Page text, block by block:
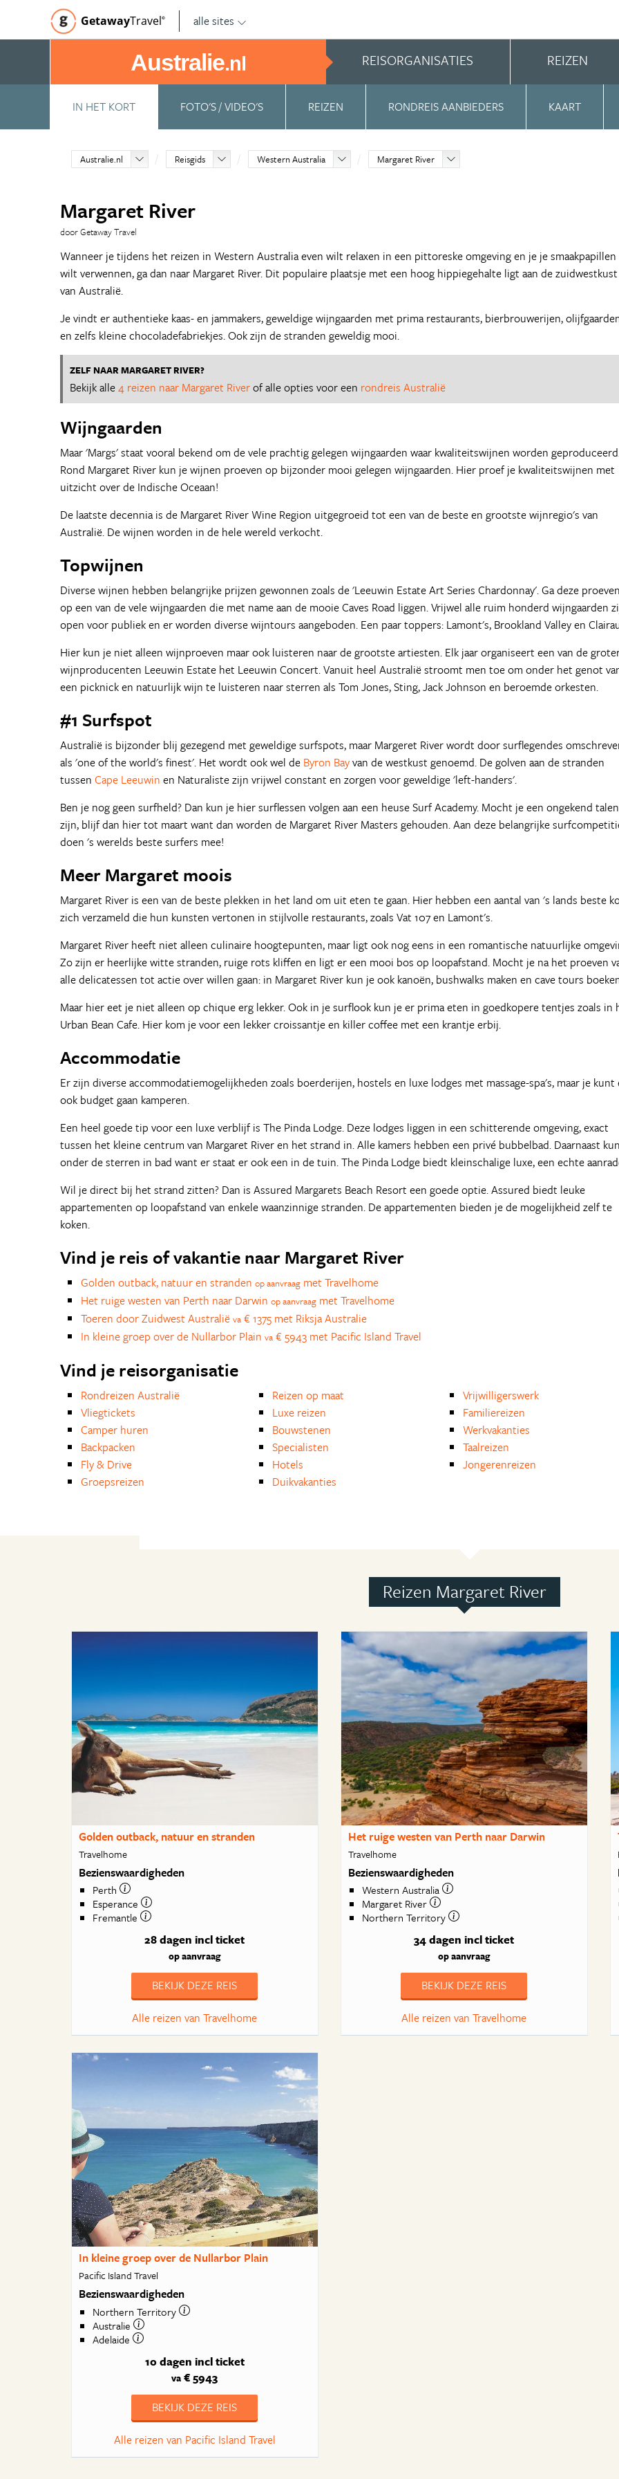
GetawayTravel© alle sites
Australie.nl REISORGANISATIES REIZEN
IN HET KORT FOTO'S / VIDEO'S REIZEN RONDREIS AANBIEDERS KAART
Australie.nl Reisgids Western Australia Margaret River
Margaret River
door Getaway Travel
Wanneer je tijdens het reizen in Western Australia even wilt relaxen in een pittoreske omgeving en je je smaakpapillen
wilt verwennen, ga dan naar Margaret River. Dit populaire plaatsje met een hoog hippiegehalte ligt aan de zuidwestkust
van Australië.
Je vindt er authentieke kaas- en jammakers, geweldige wijngaarden met prima restaurants, bierbrouwerijen,
en zelfs kleine chocoladefabriekjes. Ook zijn de stranden geweldig mooi.
ZELF NAAR MARGARET RIVER?
Bekijk alle4 reizen naar Margaret Riverof alle opties voor een rondreis Australië
Wijngaarden
Maar 'Margs' staat vooral bekend om de vele prachtig gelegen wijngaarden waar kwaliteitswijnen worden
Rond Margaret River kun je wijnen proeven op bijzonder mooi gelegen wijngaarden. Hier proef je kwaliteitswijnen met
uitzicht over de Indische Oceaan!
De laatste decennia is de Margaret River Wine Region uitgegroeid tot een van de beste en grootste wijnregio's van
Australië. De wijnen worden in de hele wereld verkocht.
Topwijnen
Diverse wijnen hebben belangrijke prijzen gewonnen zoals de 'Leeuwin Estate Art Series Chardonnay'. Ga deze proeven
op een van de vele wijngaarden die met name aan de mooie Caves Road liggen. Vrijwel alle ruim honderd wijngaarden
open voor publiek en er worden diverse wijntours aangeboden. Een paar toppers: Lamont's, Brookland Valley en
Hier kun je niet alleen wijnproeven maar ook luisteren naar de grootste artiesten. Elk jaar organiseert een van de
wijnproducenten Leeuwin Estate het Leeuwin Concert. Vanuit heel Australië stroomt men toe om onder het genot
een picknick en natuurlijk wijn te luisteren naar sterren als Tom Jones, Sting, Jack Johnson en beroemde orkesten.
#1 Surfspot
Australië is bijzonder blij gezegend met geweldige surfspots, maar Margeret River wordt door surflegendes
als 'one of the world's finest'. Het wordt ook wel de Byron Bayvan de westkust genoemd. De golven aan de stranden
tussen Cape Leeuwin en Naturaliste zijn vrijwel constant en zorgen voor geweldige 'left-handers'.
Ben je nog geen surfheld? Dan kun je hier surflessen volgen aan een heuse Surf Academy. Mocht je een ongekend
zijn, blijf dan hier tot maart want dan worden de Margaret River Masters gehouden. Aan deze belangrijke
doen 's werelds beste surfers mee!
Meer Margaret moois
Margaret River is een van de beste plekken in het land om uit eten te gaan. Hier hebben een aantal van 's lands beste
zich verzameld die hun kunsten vertonen in stijlvolle restaurants, zoals Vat 107 en Lamont's.
Margaret River heeft niet alleen culinaire hoogtepunten, maar ligt ook nog eens in een romantische natuurlijke
Zo zijn er heerlijke witte stranden, ruige rots kliffen en ligt er een mooi bos op loopafstand. Mocht je na het proeven
alle delicatessen tot actie over willen gaan: in Margaret River kun je ook kanoën, bushwalks maken en cave tours
Maar hier eet je niet alleen op chique erg lekker. Ook in je surflook kun je er prima eten in goedkopere tentjes zoals in
Urban Bean Cafe. Hier kom je voor een lekker croissantje en killer coffee met een krantje erbij.
Accommodatie
Er zijn diverse accommodatiemogelijkheden zoals boerderijen, hostels en luxe lodges met massage-spa's, maar je kunt
ook budget gaan kamperen.
Een heel goede tip voor een luxe verblijf is The Pinda Lodge. Deze lodges liggen in een schitterende omgeving, exact
tussen het kleine centrum van Margaret River en het strand in. Alle kamers hebben een privé bubbelbad. Daarnaast
onder de sterren in bad want er staat er ook een in de tuin. The Pinda Lodge biedt kleinschalige luxe, een echte
Wil je direct bij het strand zitten? Dan is Assured Margarets Beach Resort een goede optie. Assured biedt leuke
appartementen op loopafstand van enkele waanzinnige stranden. De appartementen bieden je de mogelijkheid zelf te
koken.
Vind je reis of vakantie naar Margaret River
Golden outback, natuur en stranden op aanvraag met Travelhome
Het ruige westen van Perth naar Darwin op aanvraag met Travelhome
Toeren door Zuidwest Australië va € 1375 met Riksja Australie
In kleine groep over de Nullarbor Plain va € 5943 met Pacific Island Travel
Vind je reisorganisatie
Rondreizen Australië
Vliegtickets
Camper huren
Backpacken
Fly & Drive
Groepsreizen
Reizen op maat
Luxe reizen
Bouwstenen
Specialisten
Hotels
Duikvakanties
Vrijwilligerswerk
Familiereizen
Werkvakanties
Taalreizen
Jongerenreizen
Reizen Margaret River
Golden outback, natuur en stranden
Travelhome
Bezienswaardigheden
Perth
Esperance
Fremantle
28 dagen incl ticket
op aanvraag
BEKIJK DEZE REIS
Alle reizen van Travelhome
Het ruige westen van Perth naar Darwin
Travelhome
Bezienswaardigheden
Western Australia
Margaret River
Northern Territory
34 dagen incl ticket
op aanvraag
BEKIJK DEZE REIS
Alle reizen van Travelhome
In kleine groep over de Nullarbor Plain
Pacific Island Travel
Bezienswaardigheden
Northern Territory
Australie
Adelaide
10 dagen incl ticket
va € 5943
BEKIJK DEZE REIS
Alle reizen van Pacific Island Travel